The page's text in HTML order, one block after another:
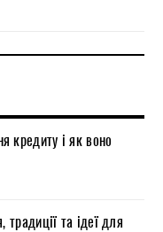
кредиту і як воно
традиції та ідеї для